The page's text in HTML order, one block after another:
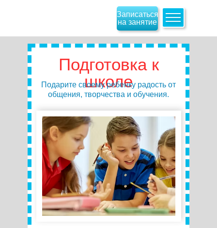
Записаться
на занятие
Подготовка к
школе
Подарите своему ребенку радость от
общения, творчества и обучения.